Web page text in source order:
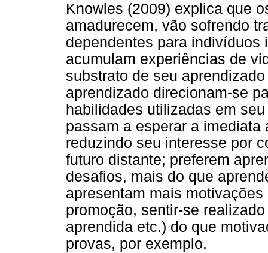
Knowles (2009) explica que
amadurecem, vão sofrendo
dependentes para indivíduos
acumulam experiências de
substrato de seu
aprendizado direcionam-se
habilidades utilizadas em
passam a esperar a
reduzindo seu interesse por
futuro distante; preferem
desafios, mais do que
apresentam mais
promoção, sentir-se
aprendida etc.) do que
provas, por exemplo.